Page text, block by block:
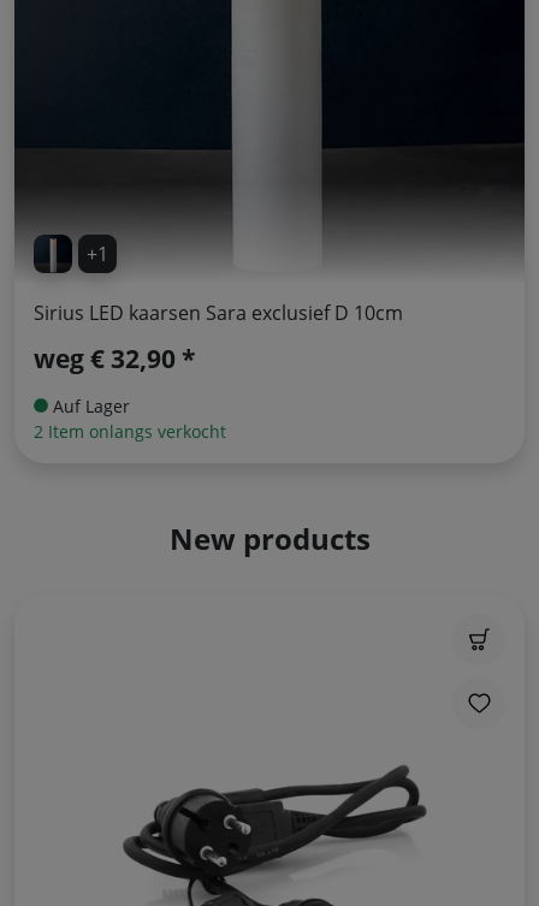
+1
Sirius LED kaarsen Sara exclusief D 10cm
weg€ 32,90 *
Auf Lager
2 Item onlangs verkocht
New products